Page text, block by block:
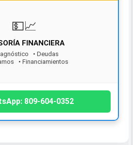
💵📈
FINANCIERA
• Deudas
• Financiamientos
hoy!
809-604-0352